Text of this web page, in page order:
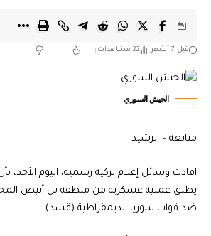
قبل 7 أشهر 22 مشاهدات
الجيش السوري
متابعة – الرشيد
افادت وسائل إعلام تركية رسمية، اليوم الأحد،
يطلق عملية عسكرية من منطقة تل أبيض
ضد قوات سوريا الديمقراطية (قسد).